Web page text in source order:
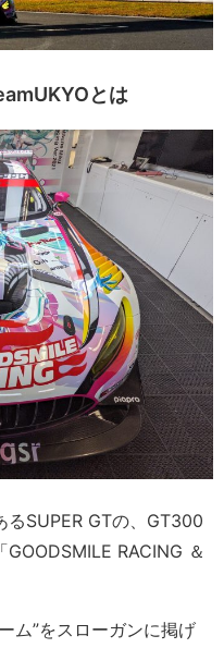
とは
るSUPER GTの、GT300
RACING ＆
ム”をスローガンに掲げ